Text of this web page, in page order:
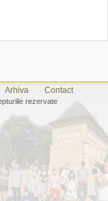
Arhiva Contact
rezervate